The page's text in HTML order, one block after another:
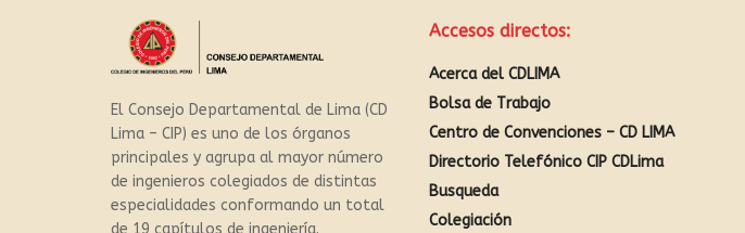
El Consejo Departamental de Lima (CD
Lima – CIP) es uno de los órganos
principales y agrupa al mayor número
de ingenieros colegiados de distintas
especialidades conformando un total
de 19 capítulos de ingeniería.
Accesos directos:
Acerca del CDLIMA
Bolsa de Trabajo
Centro de Convenciones – CD LIMA
Directorio Telefónico CIP CDLima
Busqueda
Colegiación